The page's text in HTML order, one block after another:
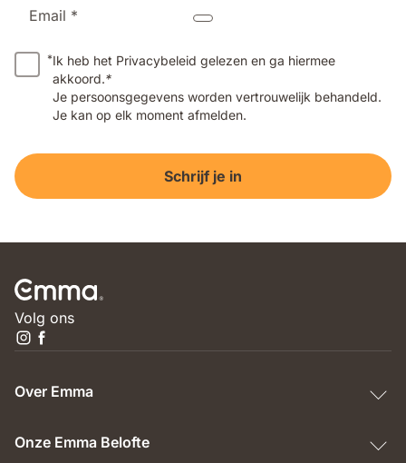
Email *
*Ik heb het Privacybeleid gelezen en ga hiermee
akkoord.*
Je persoonsgegevens worden vertrouwelijk behandeld.
Je kan op elk moment afmelden.
Schrijf je in
Volg ons
Over Emma
Onze Emma Belofte